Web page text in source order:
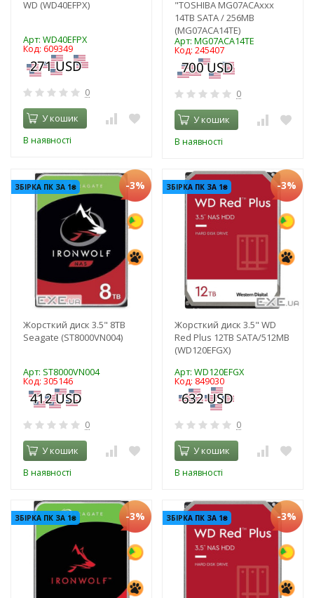
WD (WD40EFPX)
Арт: WD40EFPX
Код: 609349
0
У кошик
В наявності
"TOSHIBA MG07ACAxxx
14TB SATA / 256MB
(MG07ACA14TE)
Арт: MG07ACA14TE
Код: 245407
0
У кошик
В наявності
ЗБІРКА ПК ЗА 1₴ -3%
Жорсткий диск 3.5" 8TB
Seagate (ST8000VN004)
Арт: ST8000VN004
Код: 305146
0
У кошик
В наявності
ЗБІРКА ПК ЗА 1₴ -3%
Жорсткий диск 3.5" WD
Red Plus 12TB SATA/512MB
(WD120EFGX)
Арт: WD120EFGX
Код: 849030
0
У кошик
В наявності
ЗБІРКА ПК ЗА 1₴ -3% ЗБІРКА ПК ЗА 1₴ -3%